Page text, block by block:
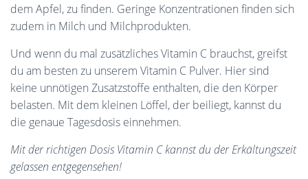
dem Apfel, zu finden. Geringe Konzentrationen finden sich
zudem in Milch und Milchprodukten.
Und wenn du mal zusätzliches Vitamin C brauchst, greifst
du am besten zu unserem Vitamin C Pulver. Hier sind
keine unnötigen Zusatzstoffe enthalten, die den Körper
belasten. Mit dem kleinen Löffel, der beiliegt, kannst du
die genaue Tagesdosis einnehmen.
Mit der richtigen Dosis Vitamin C kannst du der Erkältungszeit
gelassen entgegensehen!